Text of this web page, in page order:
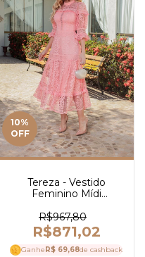
10%
OFF
Tereza - Vestido
Feminino Mídi
com Guipir, Gola Alta,
Babados e Manga 3/4
- Ref 4173
R$967,80
R$871,02
Ganhe R$ 69,68de cashback